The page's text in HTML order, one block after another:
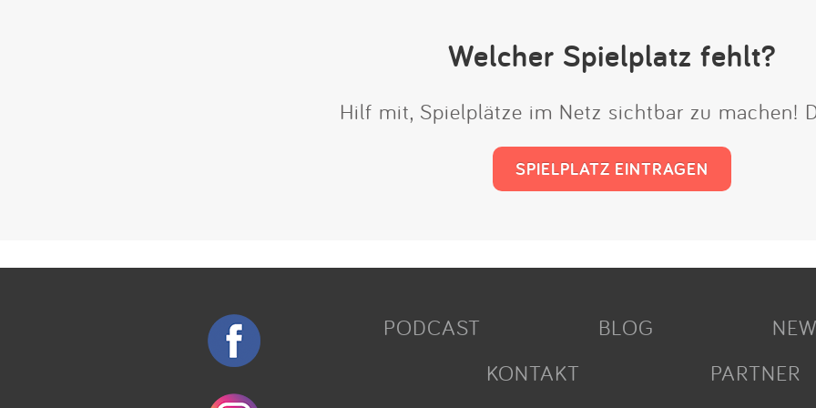
Welcher Spielplatz fehlt?
Hilf mit, Spielplätze im Netz sichtbar zu machen!
SPIELPLATZ EINTRAGEN
PODCAST BLOG
KONTAKT
PARTNER